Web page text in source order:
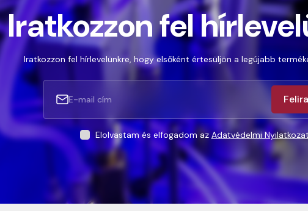
Iratkozzon fel
Iratkozzon fel hírlevelünkre, hogy elsőként értesüljön a legújabb
Elolvastam és elfogadom azAdatvédelmi